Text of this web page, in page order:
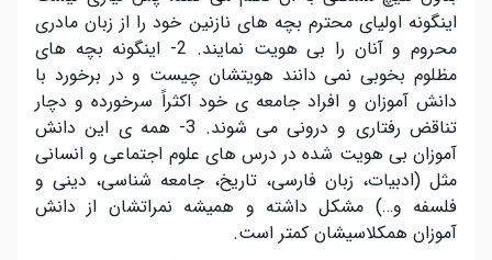
اینگونه اولیای محترم بچه های نازنین خود را از زبان مادری
محروم و آنان را بی هویت نمایند. 2- اینگونه بچه های
مظلوم بخوبی نمی دانند هویتشان چیست و در برخورد با
دانش آموزان و افراد جامعه ی خود اکثراً سرخورده و دچار
تناقض رفتاری و درونی می شوند. 3- همه ی این دانش
آموزان بی هویت شده در درس های علوم اجتماعی و انسانی
مثل (ادبیات، زبان فارسی، تاریخ، جامعه شناسی، دینی و
فلسفه و…) مشکل داشته و همیشه نمراتشان از دانش
آموزان همکلاسیشان کمتر است.